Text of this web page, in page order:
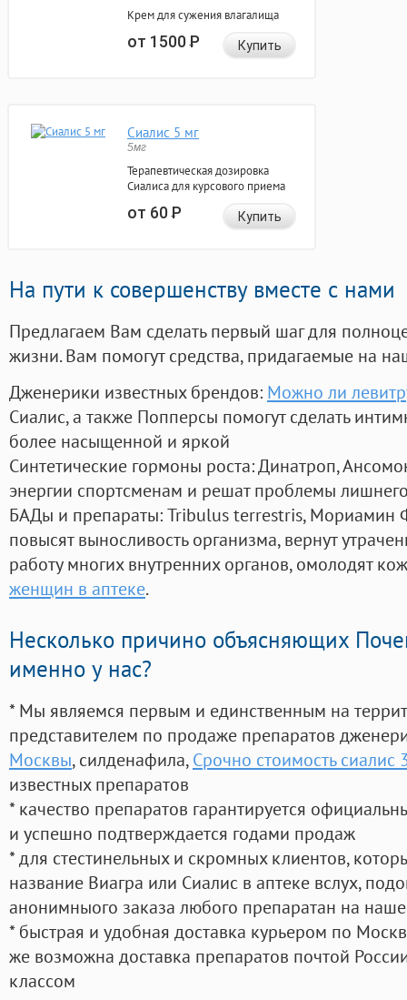
Крем для сужения влагалища
от 1500Р Купить
Сиалис 5 мг
5мг
Терапевтическая дозировка
Сиалиса для курсового приема
от 60Р Купить
На пути к совершенству вместе с нами
Предлагаем Вам сделать первый шаг для
жизни. Вам помогут средства, придагаемые на
Дженерики известных брендов: Можно ли
Сиалис, а также Попперсы помогут сделать
более насыщенной и яркой
Синтетические гормоны роста: Динатроп,
энергии спортсменам и решат проблемы
БАДы и препараты:Tribulus terrestris, Мориамин
повысят выносливость организма, вернут
работу многих внутренних органов, омолодят
женщин в аптеке.
Несколько причино объясняющих
именно у нас?
* Мы являемся первым и единственным на
представителем по продаже препаратов
Москвы, силденафила, Срочно стоимость сиалис
известных препаратов
* качество препаратов гарантируется
и успешно подтверждается годами продаж
* для стестинельных и скромных клиентов,
название Виагра или Сиалис в аптеке вслух,
анонимныого заказа любого препаратан на
* быстрая и удобная доставка курьером по
же возможна доставка препаратов почтой
классом